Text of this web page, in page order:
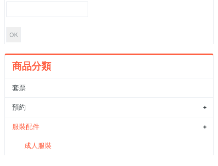
商品分類
套票
預約
服裝配件
成人服裝